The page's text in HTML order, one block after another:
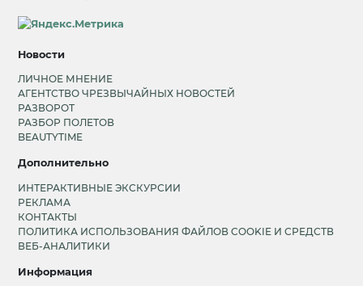
Новости
ЛИЧНОЕ МНЕНИЕ
АГЕНТСТВО ЧРЕЗВЫЧАЙНЫХ НОВОСТЕЙ
РАЗВОРОТ
РАЗБОР ПОЛЕТОВ
BEAUTYTIME
Дополнительно
ИНТЕРАКТИВНЫЕ ЭКСКУРСИИ
РЕКЛАМА
КОНТАКТЫ
ПОЛИТИКА ИСПОЛЬЗОВАНИЯ ФАЙЛОВ COOKIE И СРЕДСТВ
ВЕБ-АНАЛИТИКИ
Информация